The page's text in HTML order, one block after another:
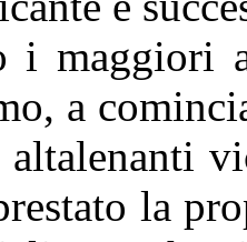
i maggiori
a
la